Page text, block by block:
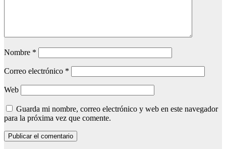
Nombre *
Correo electrónico *
Web
Guarda mi nombre, correo electrónico y web en este navegador
para la próxima vez que comente.